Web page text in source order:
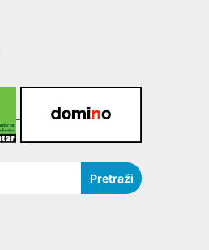
Pretraži